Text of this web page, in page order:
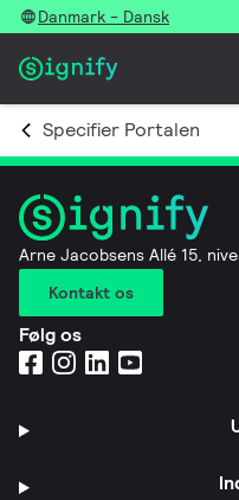
Danmark - Dansk
Specifier Portalen
Arne Jacobsens Allé 15,
Kontakt os
Følg os